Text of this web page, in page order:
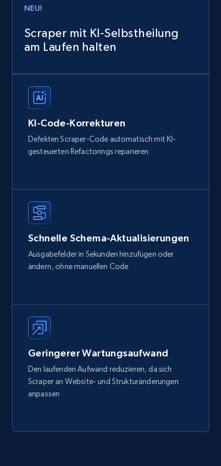
NEU!
Scraper mit KI-Selbstheilung
am Laufen halten
KI-Code-Korrekturen
Defekten Scraper-Code automatisch mit KI-
gesteuerten Refactorings reparieren
Schnelle Schema-Aktualisierungen
Ausgabefelder in Sekunden hinzufügen oder
ändern, ohne manuellen Code
Geringerer Wartungsaufwand
Den laufenden Aufwand reduzieren, da sich
Scraper an Website- und Strukturänderungen
anpassen